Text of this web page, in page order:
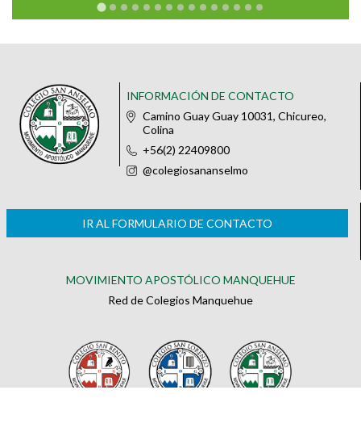
INFORMACIÓN DE CONTACTO
Camino Guay Guay 10031, Chicureo,
Colina
+56(2) 22409800
@colegiosananselmo
IR AL FORMULARIO DE CONTACTO
MOVIMIENTO APOSTÓLICO MANQUEHUE
Red de Colegios Manquehue